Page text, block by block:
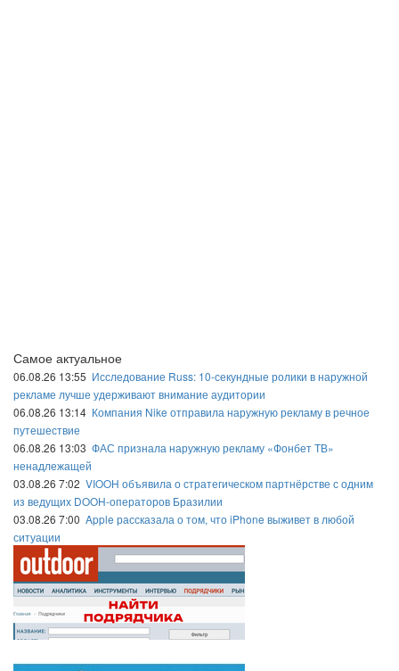
Самое актуальное
06.08.26 13:55 Исследование Russ: 10-секундные ролики в наружной
рекламе лучше удерживают внимание аудитории
06.08.26 13:14 Компания Nike отправила наружную рекламу в речное
путешествие
06.08.26 13:03 ФАС признала наружную рекламу «Фонбет ТВ»
ненадлежащей
03.08.26 7:02 VIOOH объявила о стратегическом партнёрстве с одним
из ведущих DOOH-операторов Бразилии
03.08.26 7:00 Apple рассказала о том, что iPhone выживет в любой
ситуации